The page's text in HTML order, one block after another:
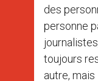
des
personne
toujours
autre,